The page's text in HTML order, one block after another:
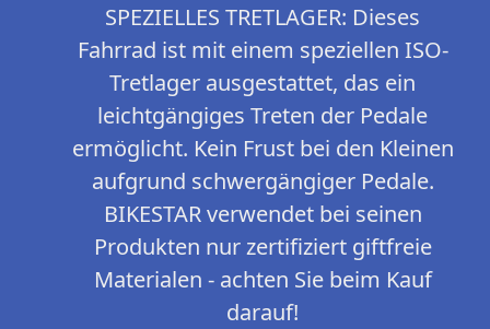
SPEZIELLES TRETLAGER: Dieses
Fahrrad ist mit einem speziellen ISO-
Tretlager ausgestattet, das ein
leichtgängiges Treten der Pedale
ermöglicht. Kein Frust bei den Kleinen
aufgrund schwergängiger Pedale.
BIKESTAR verwendet bei seinen
Produkten nur zertifiziert giftfreie
Materialen - achten Sie beim Kauf
darauf!